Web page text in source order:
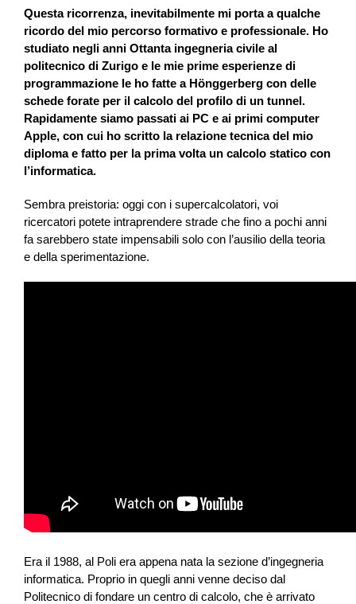
Questa ricorrenza, inevitabilmente mi porta a qualche
ricordo del mio percorso formativo e professionale. Ho
studiato negli anni Ottanta ingegneria civile al
politecnico di Zurigo e le mie prime esperienze di
programmazione le ho fatte a Hönggerberg con delle
schede forate per il calcolo del profilo di un tunnel.
Rapidamente siamo passati ai PC e ai primi computer
Apple, con cui ho scritto la relazione tecnica del mio
diploma e fatto per la prima volta un calcolo statico con
l’informatica.
Sembra preistoria: oggi con i supercalcolatori, voi
ricercatori potete intraprendere strade che fino a pochi anni
fa sarebbero state impensabili solo con l’ausilio della teoria
e della sperimentazione.
Era il 1988, al Poli era appena nata la sezione d’ingegneria
informatica. Proprio in quegli anni venne deciso dal
Politecnico di fondare un centro di calcolo, che è arrivato